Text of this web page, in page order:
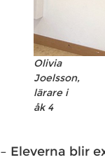
Olivia
Joelsson,
lärare i
åk 4
– Eleverna blir